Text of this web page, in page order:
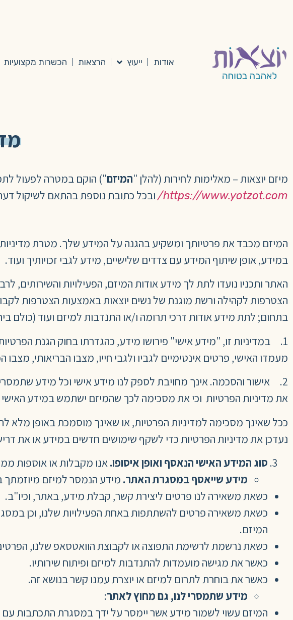
אודות ייעוץ הרצאות הכשרות מקצועיות
מיזם יוצאות – מאלימות לחירות (להלן "המיזם") הוקם במטרה לפעול
https://www.yotzot.com/ ובכל כתובת נוספת בהתאם לשיקול
המיזם מכבד את פרטיותך ומשקיע בהגנה על המידע שלך. מטרת
במידע, אופן שיתוף המידע עם צדדים שלישיים, מידע לגבי זכויותיך ועוד.
האתר ותכניו נועדו לתת לך מידע אודות המיזם, הפעילויות והשירותים,
הצטרפות לקהילה ורשת מוגנת של נשים יוצאות באמצעות הצטרפות
בתחום; לתת מידע אודות דרכי תרומה ו/או התנדבות למיזם ועוד (כולם
1. במדיניות זו, "מידע אישי" פירושו מידע, כהגדרתו בחוק הגנת
מעמדו האישי, פרטים אינטימיים לגביו ולגבי חייו, מצבו הבריאותי,
2. אישור והסכמה. אינך מחויבת לספק לנו מידע אישי וכל מידע
את מדיניות הפרטיות וכי את מסכימה לכך שהמיזם ישתמש במידע האישי
ככל שאינך מסכימה למדיניות הפרטיות, או שאינך מוסמכת באופן
נעדכן את מדיניות הפרטיות כדי לשקף שימושים חדשים במידע או את
סוג המידע האישי הנאסף ואופן איסופו.אנו מקבלות או אוספות
מידע שייאסף במסגרת האתר. מידע הנמסר למיזם מיוזמתך
כשאת משאירה לנו פרטים ליצירת קשר, קבלת מידע, באתר, וכיו"ב.
כשאת משאירה פרטים להשתתפות באחת הפעילויות שלנו, וכן
המיזם.
כשאת נרשמת לרשימת התפוצה או לקבוצת הוואטסאפ שלנו,
כאשר את מגישה מועמדות להתנדבות למיזם ופיתוח שירותיו.
כאשר את בוחרת לתרום למיזם או יוצרת עמנו קשר בנושא זה.
מידע שתמסרי לנו, גם מחוץ לאתר:
המיזם עשוי לשמור מידע אשר יימסר על ידך במסגרת התכתבות עם